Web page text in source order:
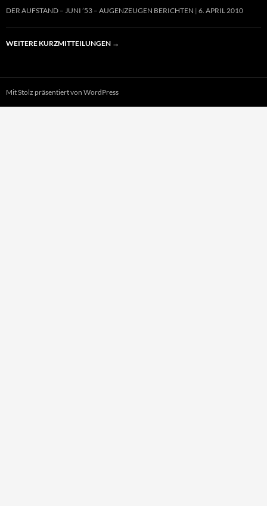
DER AUFSTAND – JUNI ’53 – AUGENZEUGEN BERICHTEN 6. APRIL 2010
WEITERE KURZMITTEILUNGEN →
Mit Stolz präsentiert von WordPress